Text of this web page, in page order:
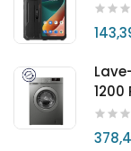
1200